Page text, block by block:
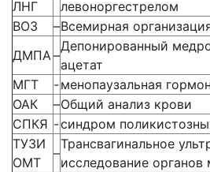
ЛНГ
левоноргестрелом
ВОЗ
–Всемирная
ДМПА–
Депонированный
ацетат
МГТ
-менопаузальная
ОАК
–Общий анализ крови
СПКЯ -синдром
ТУЗИ
ОМТ
–
Трансвагинальное
исследование органов